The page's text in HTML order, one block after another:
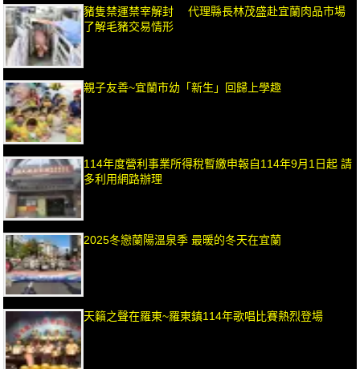
豬隻禁運禁宰解封 代理縣長林茂盛赴宜蘭肉品市場
了解毛豬交易情形
親子友善~宜蘭市幼「新生」回歸上學趣
114年度營利事業所得稅暫繳申報自114年9月1日起 請
多利用網路辦理
2025冬戀蘭陽溫泉季 最暖的冬天在宜蘭
天籟之聲在羅東~羅東鎮114年歌唱比賽熱烈登場